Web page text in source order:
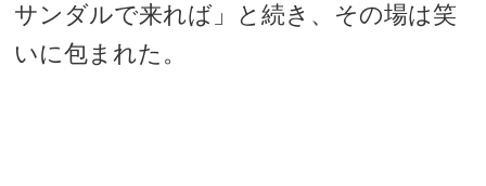
サンダルで来れば」と続き、その場は笑
いに包まれた。